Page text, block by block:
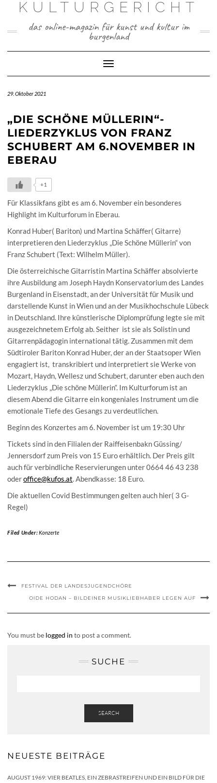
KULTURGERICHT
das online-magazin für kunst und kultur im
burgenland
Toggle
Navigation
29. Oktober 2021
„DIE SCHÖNE MÜLLERIN“-
LIEDERZYKLUS VON FRANZ
SCHUBERT AM 6.NOVEMBER IN
EBERAU
+1
Für Klassikfans gibt es am 6. November ein besonderes
Highlight im Kulturforum in Eberau.
Konrad Huber( Bariton) und Martina Schäffer( Gitarre)
interpretieren den Liederzyklus „Die Schöne Müllerin“ von
Franz Schubert (Text: Wilhelm Müller).
Die österreichische Gitarristin Martina Schäffer absolvierte
ihre Ausbildung am Joseph Haydn Konservatorium des Landes
Burgenland in Eisenstadt, an der Universität für Musik und
darstellende Kunst in Wien und an der Musikhochschule Lübeck
in Deutschland. Ihre künstlerische Diplomprüfung legte sie mit
ausgezeichnetem Erfolg ab. Seither ist sie als Solistin und
Gitarrenpädagogin international tätig. Zusammen mit dem
Südtiroler Bariton Konrad Huber, der an der Staatsoper Wien
engagiert ist, transkribiert und interpretiert sie Werke von
Mozart, Haydn, Wellesz und Schubert, darunter eben auch den
Liederzyklus „Die schöne Müllerin“. Im Kulturforum ist an
diesem Abend die Gitarre ein kongeniales Instrument um die
emotionale Tiefe des Gesangs zu verdeutlichen.
Beginn des Konzertes am 6. November ist um 19:30 Uhr
Tickets sind in den Filialen der Raiffeisenbakn Güssing/
Jennersdorf zum Preis von 15 Euro erhältlich. Der Preis gilt
auch für verbindliche Reservierungen unter 0664 46 43 238
oderoffice@kufos.at. Abendkasse: 18 Euro.
Die aktuellen Covid Bestimmungen gelten auch hier( 3 G-
Regel)
Filed Under:Konzerte
FESTIVAL DER LANDESJUGENDCHÖRE
OIDE HODAN – BILDEINER MUSIKLIEBHABER LEGEN AUF
You must be logged in to post a comment.
SUCHE
SEARCH
NEUESTE BEITRÄGE
AUGUST 1969: VIER BEATLES, EIN ZEBRASTREIFEN UND EIN BILD FÜR DIE